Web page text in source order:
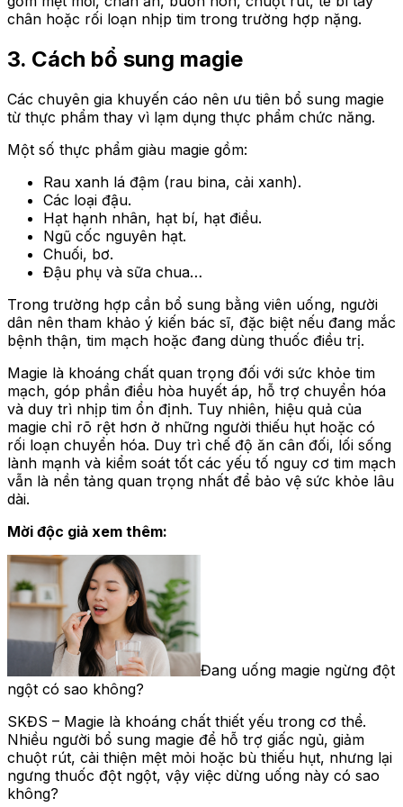
chân hoặc rối loạn nhịp tim trong trường hợp nặng.
3. Cách bổ sung magie
Các chuyên gia khuyến cáo nên ưu tiên bổ sung magie
từ thực phẩm thay vì lạm dụng thực phẩm chức năng.
Một số thực phẩm giàu magie gồm:
Rau xanh lá đậm (rau bina, cải xanh).
Các loại đậu.
Hạt hạnh nhân, hạt bí, hạt điều.
Ngũ cốc nguyên hạt.
Chuối, bơ.
Đậu phụ và sữa chua…
Trong trường hợp cần bổ sung bằng viên uống, người
dân nên tham khảo ý kiến bác sĩ, đặc biệt nếu đang mắc
bệnh thận, tim mạch hoặc đang dùng thuốc điều trị.
Magie là khoáng chất quan trọng đối với sức khỏe tim
mạch, góp phần điều hòa huyết áp, hỗ trợ chuyển hóa
và duy trì nhịp tim ổn định. Tuy nhiên, hiệu quả của
magie chỉ rõ rệt hơn ở những người thiếu hụt hoặc có
rối loạn chuyển hóa. Duy trì chế độ ăn cân đối, lối sống
lành mạnh và kiểm soát tốt các yếu tố nguy cơ tim mạch
vẫn là nền tảng quan trọng nhất để bảo vệ sức khỏe lâu
dài.
Mời độc giả xem thêm:
Đang uống magie ngừng đột
ngột có sao không?
SKĐS – Magie là khoáng chất thiết yếu trong cơ thể.
Nhiều người bổ sung magie để hỗ trợ giấc ngủ, giảm
chuột rút, cải thiện mệt mỏi hoặc bù thiếu hụt, nhưng lại
ngưng thuốc đột ngột, vậy việc dừng uống này có sao
không?